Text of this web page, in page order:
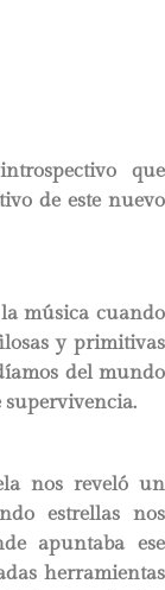
que
de este nuevo
música cuando
y primitivas
del mundo
supervivencia.
nos reveló un
estrellas nos
apuntaba ese
herramientas